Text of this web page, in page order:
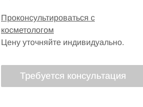
Проконсультироваться с
косметологом
Цену уточняйте индивидуально.
комедонов («угрей»)
Требуется консультация